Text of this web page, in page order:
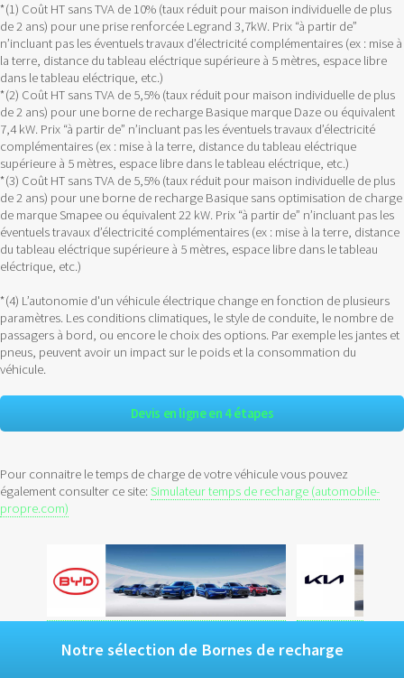
*(1) Coût HT sans TVA de 10% (taux réduit pour maison individuelle de plus
de 2 ans) pour une prise renforcée Legrand 3,7kW. Prix “à partir de”
n’incluant pas les éventuels travaux d’électricité complémentaires (ex : mise à
la terre, distance du tableau eléctrique supérieure à 5 mètres, espace libre
dans le tableau eléctrique, etc.)
*(2) Coût HT sans TVA de 5,5% (taux réduit pour maison individuelle de plus
de 2 ans) pour une borne de recharge Basique marque Daze ou équivalent
7,4 kW. Prix “à partir de” n’incluant pas les éventuels travaux d’électricité
complémentaires (ex : mise à la terre, distance du tableau eléctrique
supérieure à 5 mètres, espace libre dans le tableau eléctrique, etc.)
*(3) Coût HT sans TVA de 5,5% (taux réduit pour maison individuelle de plus
de 2 ans) pour une borne de recharge Basique sans optimisation de charge
de marque Smapee ou équivalent 22 kW. Prix “à partir de” n’incluant pas les
éventuels travaux d’électricité complémentaires (ex : mise à la terre, distance
du tableau eléctrique supérieure à 5 mètres, espace libre dans le tableau
eléctrique, etc.)
*(4) L’autonomie d'un véhicule électrique change en fonction de plusieurs
paramètres. Les conditions climatiques, le style de conduite, le nombre de
passagers à bord, ou encore le choix des options. Par exemple les jantes et
pneus, peuvent avoir un impact sur le poids et la consommation du
véhicule.
Devis en ligne en 4 étapes
Pour connaitre le temps de charge de votre véhicule vous pouvez
également consulter ce site: Simulateur temps de recharge (automobile-
propre.com)
Notre sélection de Bornes de recharge